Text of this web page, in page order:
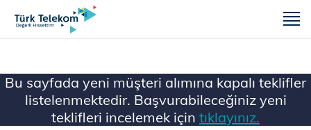
Bu sayfada yeni müşteri alımına kapalı teklifler
listelenmektedir. Başvurabileceğiniz yeni
teklifleri incelemek için tıklayınız.
Ana Sayfa Mobil